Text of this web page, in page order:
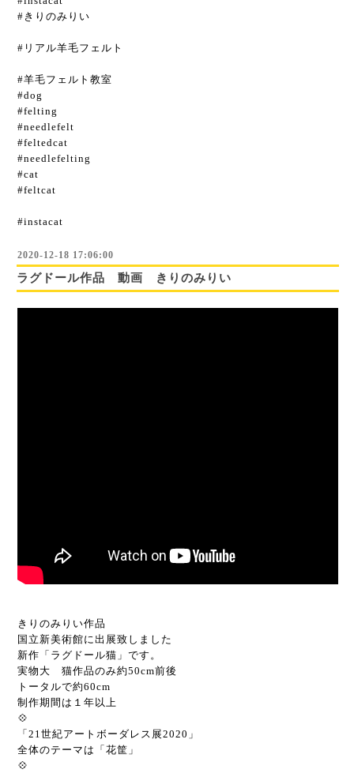
#きりのみりい
#リアル羊毛フェルト
#羊毛フェルト教室
#dog
#felting
#needlefelt
#feltedcat
#needlefelting
#cat
#feltcat
#instacat
2020-12-18 17:06:00
ラグドール作品 動画 きりのみりい
きりのみりい作品
国立新美術館に出展致しました
新作「ラグドール猫」です。
実物大 猫作品のみ約50cm前後
トータルで約60cm
制作期間は１年以上
💠
「21世紀アートボーダレス展2020」
全体のテーマは「花筐」
💠